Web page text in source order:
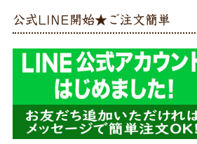
公式LINE開始★ご注文簡単